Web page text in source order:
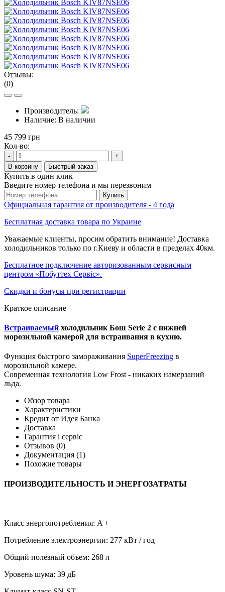
Отзывы:
(0)
Производитель:
Наличие: В наличии
45 799 грн
Кол-во:
-
+
В корзину
Быстрый заказ
Купить в один клик
Введите номер телефона и мы перезвоним
Купить
Официальная гарантия от производителя - 4 года
Бесплатная доставка товара по Украине
Уважаемые клиенты, просим обратить внимание! Доставка
холодильников только по г.Киеву и области в пределах 40км.
Бесплатное подключение авторизованным сервисным
центром «Побуттех Сервіс».
Скидки и бонусы при регистрации
Краткое описание
Встраиваемый холодильник Бош Serie 2 с нижней
морозильной камерой для встраивания в кухню.
Функция быстрого замораживания SuperFreezing в
морозильной камере.
Современная технология Low Frost - никаких намерзаний
льда.
Обзор товара
Характеристики
Кредит от Идея Банка
Доставка
Гарантия і сервіс
Отзывов (0)
Документация (1)
Похожие товары
ПРОИЗВОДИТЕЛЬНОСТЬ И ЭНЕРГОЗАТРАТЫ
Класс энергопотребления: A +
Потребление электроэнергии: 277 кВт / год
Общий полезный объем: 268 л
Уровень шума: 39 дБ